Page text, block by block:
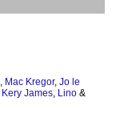
, Mac Kregor, Jo le
Kery James, Lino &